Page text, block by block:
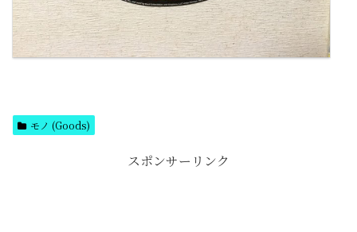
モノ (Goods)
スポンサーリンク